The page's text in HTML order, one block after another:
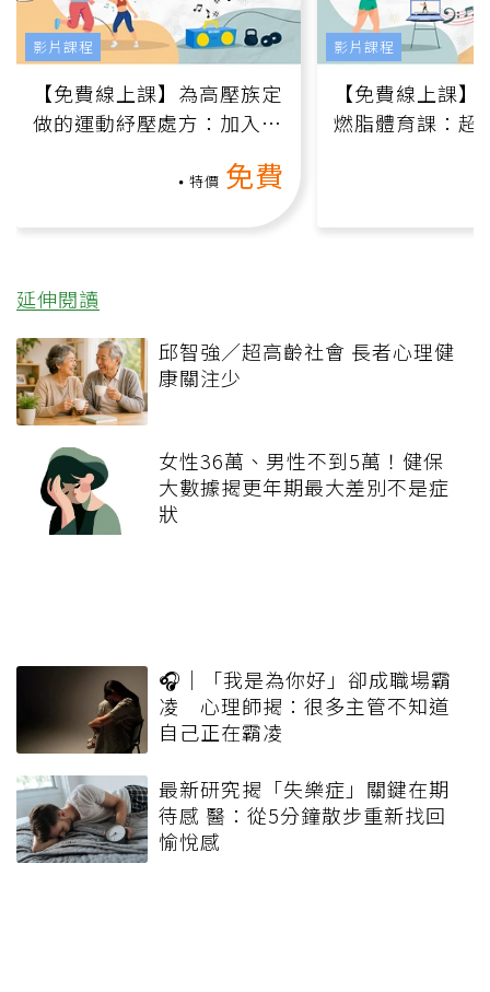
【免費線上課】為高壓族定
做的運動紓壓處方：加入行
特價 免費
影片課程
【免費線上課
燃脂體育課：超
影片課程
延伸閱讀
邱智強／超高齡社會 長者心理健
康關注少
女性36萬、男性不到5萬！健保
大數據揭更年期最大差別不是症
狀
🎧｜「我是為你好」卻成職場霸
凌 心理師揭：很多主管不知道
自己正在霸凌
最新研究揭「失樂症」關鍵在期
待感 醫：從5分鐘散步重新找回
愉悅感